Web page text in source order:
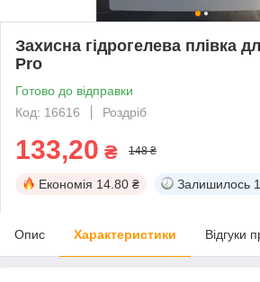
Захисна гідрогелева плівка
Pro
Готово до відправки
Код: 16616
Роздріб
133,20 ₴ 148 ₴
Економія 14.80 ₴ Залишилось
Опис Характеристики Відгуки